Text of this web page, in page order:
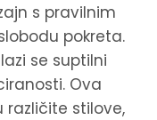
s pravilnim
pokreta.
se suptilni
Ova
različite stilove,